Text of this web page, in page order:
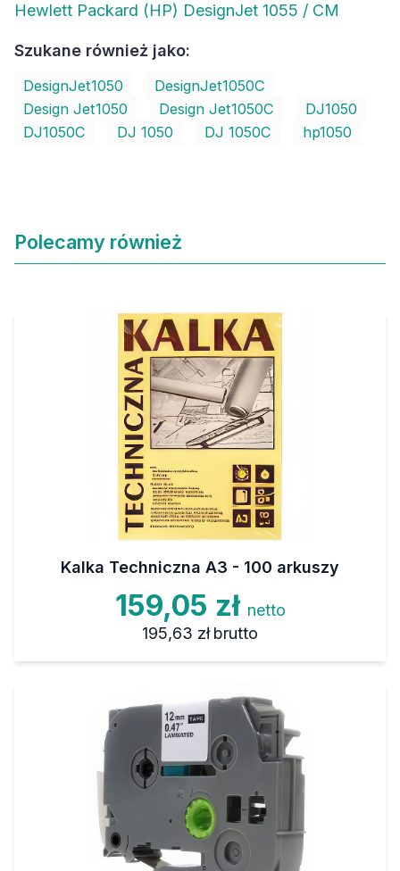
Hewlett Packard (HP) DesignJet 1055 / CM
Szukane również jako:
DesignJet1050
DesignJet1050C
Design Jet1050
Design Jet1050C
DJ1050
DJ1050C
DJ 1050 DJ 1050C hp1050
Polecamy również
Kalka Techniczna A3 - 100 arkuszy
159,05 zł netto
195,63 zł brutto